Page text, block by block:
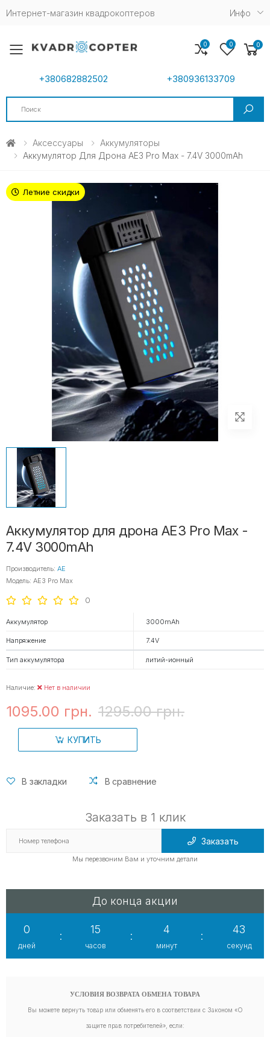
Интернет-магазин квадрокоптеров Инфо
Toggle mobile menu
+380682882502 +380936133709
Search
0 0 0
Аксессуары
Аккумуляторы
Аккумулятор Для Дрона AE3 Pro Max - 7.4V 3000mAh
Летние скидки
Аккумулятор для дрона AE3 Pro Max -
7.4V 3000mAh
Производитель: AE
Модель: AE3 Pro Max
0
Аккумулятор 3000mAh
Напряжение 7.4V
Тип аккумулятора литий-ионный
Наличие: Нет в наличии
1095.00 грн. 1295.00 грн.
КУПИТЬ
В закладки В сравнение
Заказать в 1 клик
Заказать
Мы перезвоним Вам и уточним детали
До конца акции
0
дней
:
15
часов
:
4
минут
:
42
секунд
УСЛОВИЯ ВОЗВРАТА ОБМЕНА ТОВАРА
Вы можете вернуть товар или обменять его в соответствии с Законом «О
защите прав потребителей», если: